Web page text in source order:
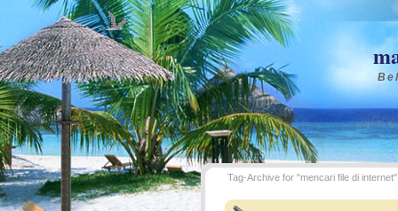
Tag-Archive for "mencari file di internet"